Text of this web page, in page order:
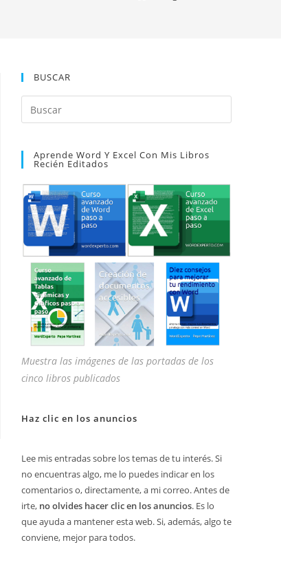
BUSCAR
Escape
Aprende Word Y Excel Con Mis Libros
Recién Editados
Muestra las imágenes de las portadas de los
cinco libros publicados
Haz clic en los anuncios
Lee mis entradas sobre los temas de tu interés. Si
no encuentras algo, me lo puedes indicar en los
comentarios o, directamente, a mi correo. Antes de
irte, no olvides hacer clic en los anuncios. Es lo
que ayuda a mantener esta web. Si, además, algo te
conviene, mejor para todos.